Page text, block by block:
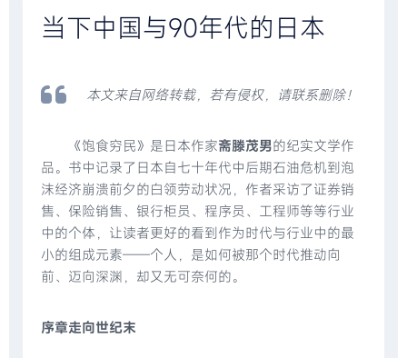
当下中国与90年代的日本
本文来自网络转载，若有侵权，请联系删除！
《饱食穷民》是日本作家斋滕茂男的纪实文学作
品。书中记录了日本自七十年代中后期石油危机到泡
沫经济崩溃前夕的白领劳动状况，作者采访了证券销
售、保险销售、银行柜员、程序员、工程师等等行业
中的个体，让读者更好的看到作为时代与行业中的最
小的组成元素——个人，是如何被那个时代推动向
前、迈向深渊，却又无可奈何的。
序章走向世纪末